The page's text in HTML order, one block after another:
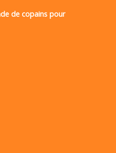
de copains pour